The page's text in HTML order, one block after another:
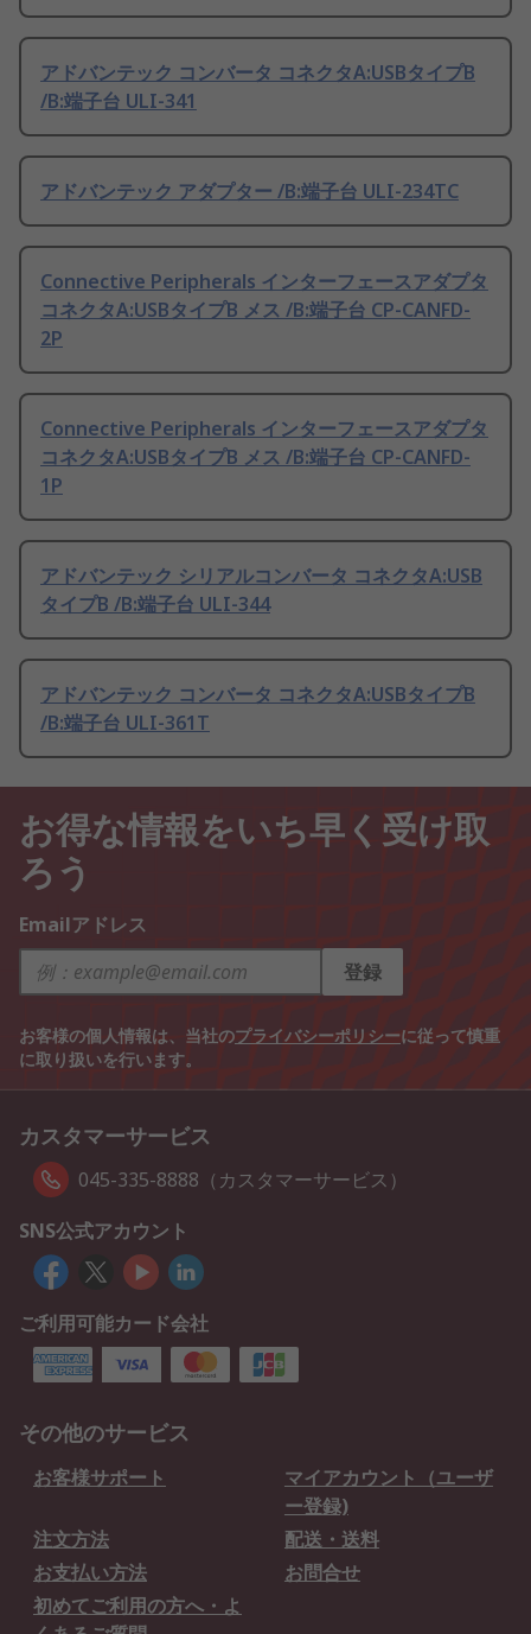
アドバンテック コンバータ コネクタA:USBタイプB
/B:端子台 ULI-341
アドバンテック アダプター /B:端子台 ULI-234TC
Connective Peripherals インターフェースアダプタ
コネクタA:USBタイプB メス /B:端子台 CP-CANFD-
2P
Connective Peripherals インターフェースアダプタ
コネクタA:USBタイプB メス /B:端子台 CP-CANFD-
1P
アドバンテック シリアルコンバータ コネクタA:USB
タイプB /B:端子台 ULI-344
アドバンテック コンバータ コネクタA:USBタイプB
/B:端子台 ULI-361T
お得な情報をいち早く受け取
ろう
Emailアドレス
登録
お客様の個人情報は、当社のプライバシーポリシーに従って慎重
に取り扱いを行います。
カスタマーサービス
045-335-8888（カスタマーサービス）
SNS公式アカウント
ご利用可能カード会社
その他のサービス
お客様サポート
マイアカウント（ユーザ
ー登録)
注文方法
配送・送料
お支払い方法
お問合せ
初めてご利用の方へ・よ